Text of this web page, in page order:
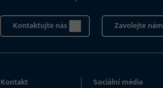
Kontaktujte nás Zavolejte nám
Kontakt
Sociální média